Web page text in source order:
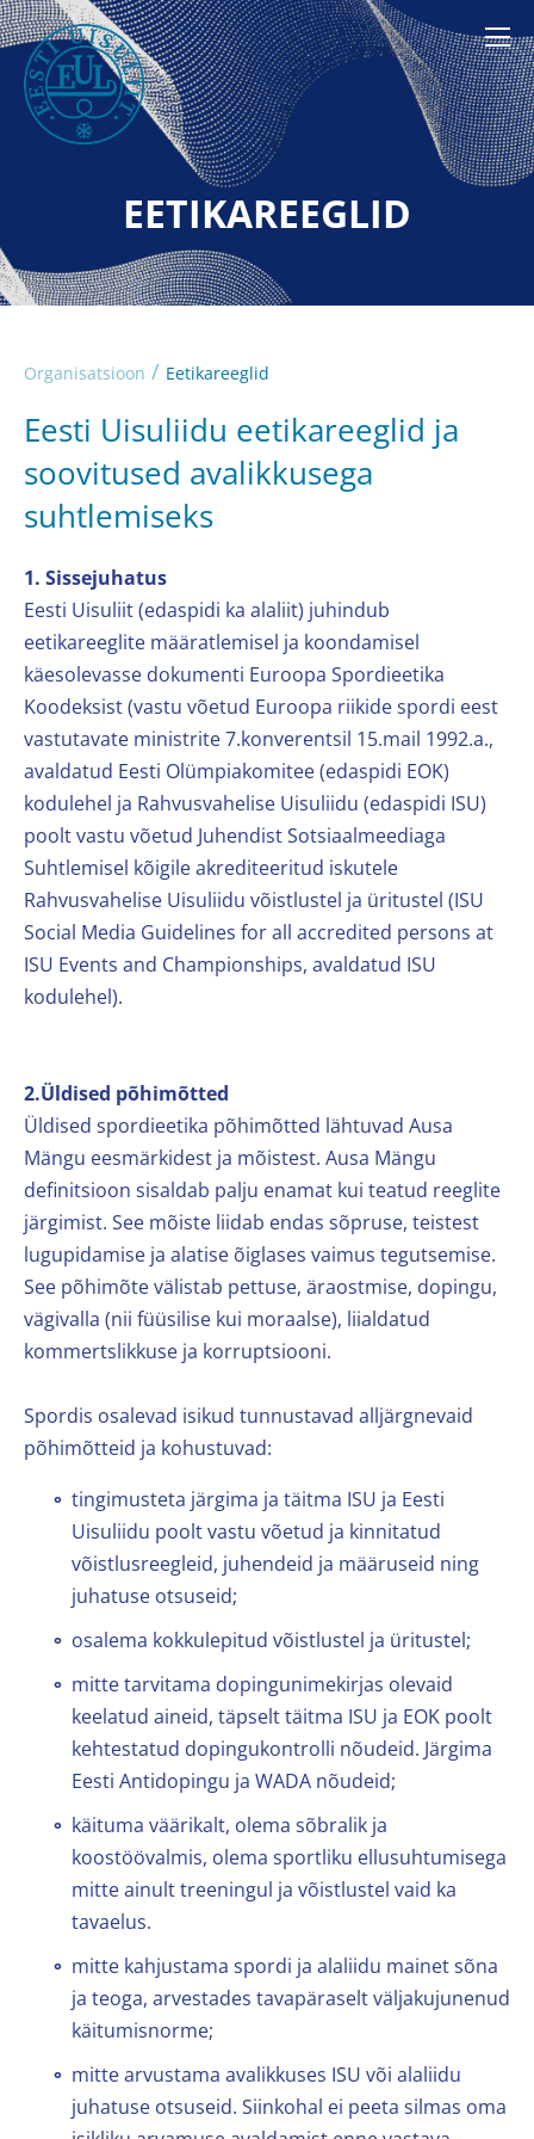
EETIKAREEGLID
Organisatsioon / Eetikareeglid
Eesti Uisuliidu eetikareeglid ja
soovitused avalikkusega
suhtlemiseks
1. Sissejuhatus
Eesti Uisuliit (edaspidi ka alaliit) juhindub
eetikareeglite määratlemisel ja koondamisel
käesolevasse dokumenti Euroopa Spordieetika
Koodeksist (vastu võetud Euroopa riikide spordi eest
vastutavate ministrite 7.konverentsil 15.mail 1992.a.,
avaldatud Eesti Olümpiakomitee (edaspidi EOK)
kodulehel ja Rahvusvahelise Uisuliidu (edaspidi ISU)
poolt vastu võetud Juhendist Sotsiaalmeediaga
Suhtlemisel kõigile akrediteeritud iskutele
Rahvusvahelise Uisuliidu võistlustel ja üritustel (ISU
Social Media Guidelines for all accredited persons at
ISU Events and Championships, avaldatud ISU
kodulehel).
2.Üldised põhimõtted
Üldised spordieetika põhimõtted lähtuvad Ausa
Mängu eesmärkidest ja mõistest. Ausa Mängu
definitsioon sisaldab palju enamat kui teatud reeglite
järgimist. See mõiste liidab endas sõpruse, teistest
lugupidamise ja alatise õiglases vaimus tegutsemise.
See põhimõte välistab pettuse, äraostmise, dopingu,
vägivalla (nii füüsilise kui moraalse), liialdatud
kommertslikkuse ja korruptsiooni.
Spordis osalevad isikud tunnustavad alljärgnevaid
põhimõtteid ja kohustuvad:
tingimusteta järgima ja täitma ISU ja Eesti
Uisuliidu poolt vastu võetud ja kinnitatud
võistlusreegleid, juhendeid ja määruseid ning
juhatuse otsuseid;
osalema kokkulepitud võistlustel ja üritustel;
mitte tarvitama dopingunimekirjas olevaid
keelatud aineid, täpselt täitma ISU ja EOK poolt
kehtestatud dopingukontrolli nõudeid. Järgima
Eesti Antidopingu ja WADA nõudeid;
käituma väärikalt, olema sõbralik ja
koostöövalmis, olema sportliku ellusuhtumisega
mitte ainult treeningul ja võistlustel vaid ka
tavaelus.
mitte kahjustama spordi ja alaliidu mainet sõna
ja teoga, arvestades tavapäraselt väljakujunenud
käitumisnorme;
mitte arvustama avalikkuses ISU või alaliidu
juhatuse otsuseid. Siinkohal ei peeta silmas oma